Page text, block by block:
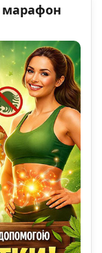
марафон